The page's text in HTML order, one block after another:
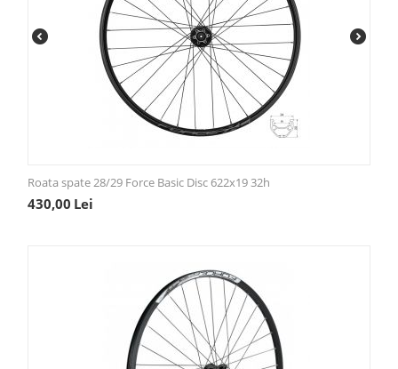
Roata spate 28/29 Force Basic Disc 622x19 32h
430,00 Lei